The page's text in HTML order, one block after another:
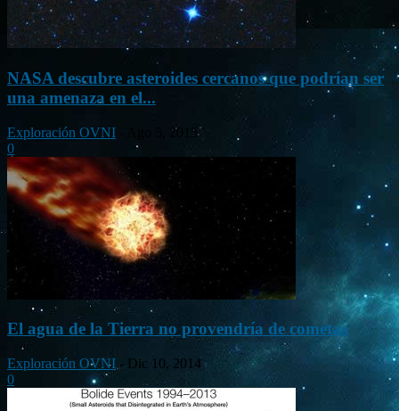
NASA descubre asteroides cercanos que podrían ser
una amenaza en el...
Exploración OVNI
Ago 5, 2015
0
El agua de la Tierra no provendría de cometas
Exploración OVNI - Dic 10, 2014
0